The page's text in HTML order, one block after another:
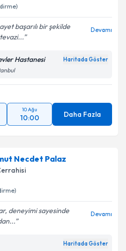
başarılı bir şekilde
Devamı
Hastanesi Haritada Göster
10 Ağu
10:00 Daha Fazla
Necdet Palaz
deneyimi sayesinde
Devamı
Haritada Göster